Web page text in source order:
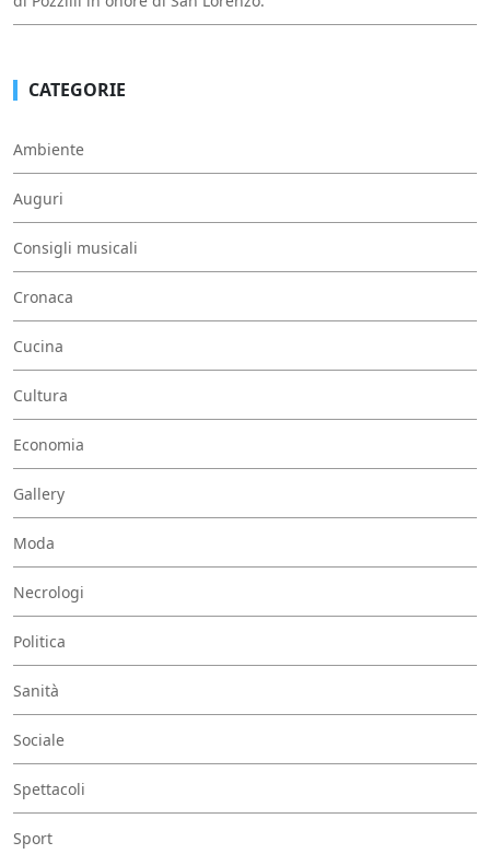
CATEGORIE
Ambiente
Auguri
Consigli musicali
Cronaca
Cucina
Cultura
Economia
Gallery
Moda
Necrologi
Politica
Sanità
Sociale
Spettacoli
Sport